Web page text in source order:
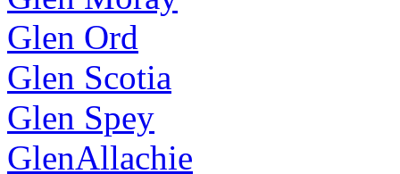
Glen Ord
Glen Scotia
Glen Spey
GlenAllachie